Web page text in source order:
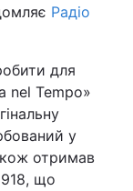
Радіо
для
nel Tempo»
у
отримав
що